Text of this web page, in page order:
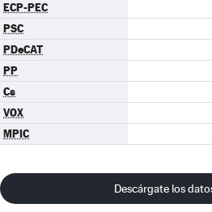
ECP-PEC
PSC
PDeCAT
PP
Cs
VOX
MPIC
Descárgate los